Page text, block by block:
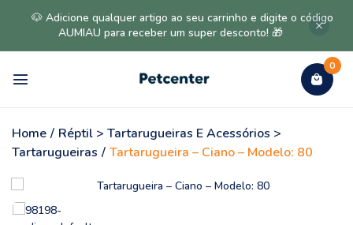
🐶 Adicione qualquer artigo ao seu carrinho e digite o código
AUMIAU para receber um super desconto! 🎁
0
Home / Réptil > Tartarugueiras E Acessórios >
Tartarugueiras / Tartarugueira – Ciano – Modelo: 80